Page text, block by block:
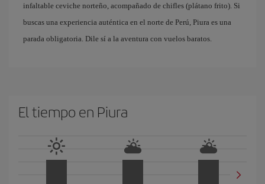
infaltable ceviche norteño, acompañado de chifles (plátano frito). Si
buscas una experiencia auténtica en el norte de Perú, Piura es una
parada obligatoria. Dile sí a la aventura con vuelos baratos.
El tiempo en Piura